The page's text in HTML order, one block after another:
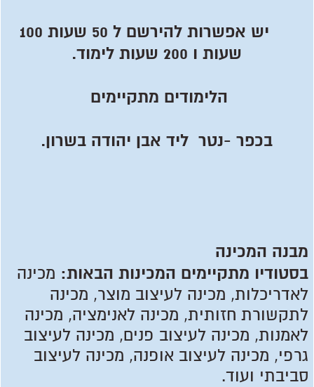
יש אפשרות להירשם ל 50 שעות 100
שעות ו 200 שעות לימוד.
הלימודים מתקיימים
בכפר -נטר ליד אבן יהודה בשרון.
מבנה המכינה
בסטודיו מתקיימים המכינות הבאות: מכינה
לאדריכלות, מכינה לעיצוב מוצר, מכינה
לתקשורת חזותית, מכינה לאנימציה, מכינה
לאמנות, מכינה לעיצוב פנים, מכינה לעיצוב
גרפי, מכינה לעיצוב אופנה, מכינה לעיצוב
סביבתי ועוד.